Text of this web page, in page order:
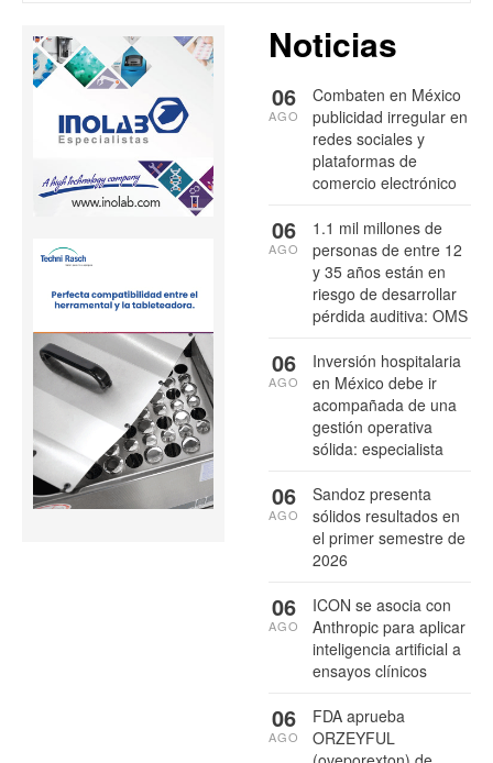
Noticias
Combaten en México
publicidad irregular en
redes sociales y
plataformas de
comercio electrónico
06
AGO
1.1 mil millones de
personas de entre 12
y 35 años están en
riesgo de desarrollar
pérdida auditiva: OMS
06
AGO
Inversión hospitalaria
en México debe ir
acompañada de una
gestión operativa
sólida: especialista
06
AGO
Sandoz presenta
sólidos resultados en
el primer semestre de
2026
06
AGO
ICON se asocia con
Anthropic para aplicar
inteligencia artificial a
ensayos clínicos
06
AGO
FDA aprueba
ORZEYFUL
06
AGO